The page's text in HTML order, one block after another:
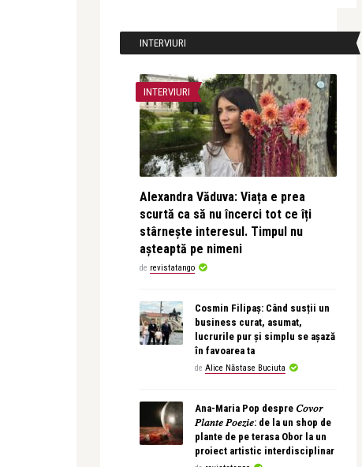
INTERVIURI
INTERVIURI
Alexandra Văduva: Viața e prea
scurtă ca să nu încerci tot ce îți
stârnește interesul. Timpul nu
așteaptă pe nimeni
de revistatango
Cosmin Filipaș: Când susții un
business curat, asumat,
lucrurile pur și simplu se așază
în favoarea ta
de Alice Năstase Buciuta
Ana-Maria Pop despre 𝐶𝑜𝑣𝑜𝑟
𝑃𝑙𝑎𝑛𝑡𝑒 𝑃𝑜𝑒𝑧𝑖𝑒: de la un shop de
plante de pe terasa Obor la un
proiect artistic interdisciplinar